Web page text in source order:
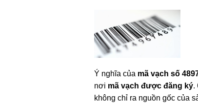
Ý nghĩa của mã vạch số
nơi mã vạch được đăng ký.
không chỉ ra nguồn gốc của